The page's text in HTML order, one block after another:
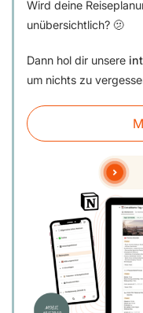
Wird deine
unübersichtlich? 🫤
Dann hol dir unsere
um nichts zu